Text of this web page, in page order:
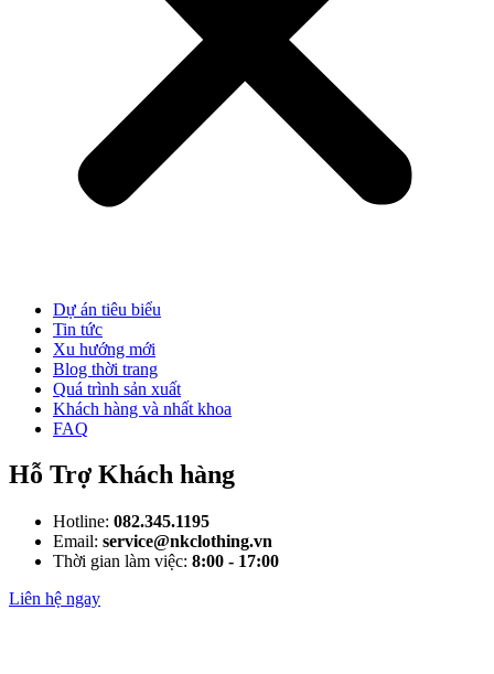
Dự án tiêu biểu
Tin tức
Xu hướng mới
Blog thời trang
Quá trình sản xuất
Khách hàng và nhất khoa
FAQ
Hỗ Trợ Khách hàng
Hotline: 082.345.1195
Email: service@nkclothing.vn
Thời gian làm việc: 8:00 - 17:00
Liên hệ ngay